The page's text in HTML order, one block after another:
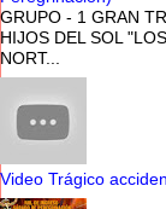
GRUPO - 1 GRAN
HIJOS DEL SOL
NORT...
Video Trágico